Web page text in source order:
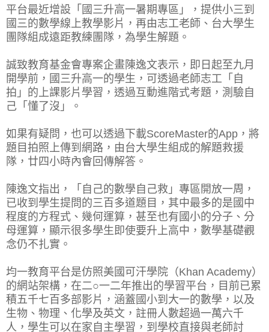
平台最近增設「國三升高一暑期專區」，提供小三到
國三的數學線上教學影片，再由志工老師、台大學生
團隊組成遠距教練團隊，為學生解題。
誠致教育基金會專案企畫陳逸文表示，即日起至九月
開學前，國三升高一的學生，可透過老師志工「自
拍」的上課影片學習，透過互動進階式考題，測驗自
己「懂了沒」。
如果有疑問，也可以透過下載ScoreMaster的App，將
題目拍照上傳到網路，由台大學生組成的解題救援
隊，廿四小時內會回傳解答。
陳逸文指出，「自己的數學自己救」專區開放一周，
已收到學生提問的三百多道題目，其中最多的是國中
程度的方程式、幾何運算，甚至也有國小的分子、分
母運算，顯示很多學生即使要升上高中，數學基礎觀
念仍不扎實。
均一教育平台是仿照美國可汗學院（Khan Academy）
的網站架構，在二○一二年推出的學習平台，目前已累
積五千七百多部影片，涵蓋國小到大一的數學，以及
生物、物理、化學及英文，註冊人數超過一萬六千
人，學生可以在家自主學習，到學校直接與老師討